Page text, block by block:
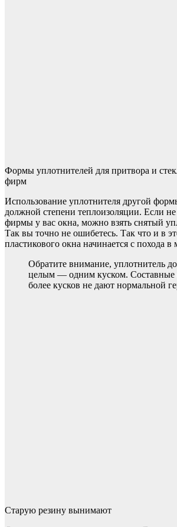
Формы уплотнителей для притвора и
фирм
Использование уплотнителя другой
должной степени теплоизоляции. Если
фирмы у вас окна, можно взять снятый
Так вы точно не ошибетесь. Так что и в
пластикового окна начинается с похода в
Обратите внимание, уплотнитель
целым — одним куском. Составные
более кусков не дают нормальной
Старую резину вынимают